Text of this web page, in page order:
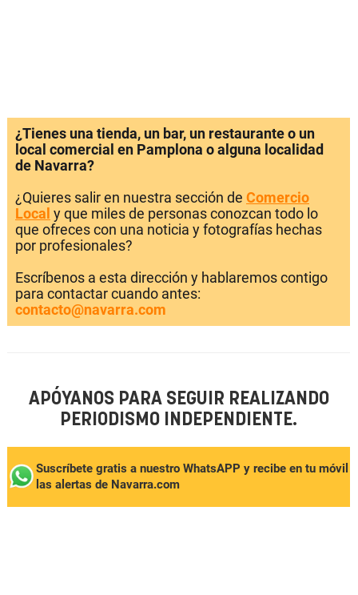
¿Tienes una tienda, un bar, un restaurante o un
local comercial en Pamplona o alguna localidad
de Navarra?
¿Quieres salir en nuestra sección de Comercio
Local y que miles de personas conozcan todo lo
que ofreces con una noticia y fotografías hechas
por profesionales?
Escríbenos a esta dirección y hablaremos contigo
para contactar cuando antes:
contacto@navarra.com
APÓYANOS PARA SEGUIR REALIZANDO
PERIODISMO INDEPENDIENTE.
Suscríbete gratis a nuestro WhatsAPP y recibe en tu móvil
las alertas de Navarra.com